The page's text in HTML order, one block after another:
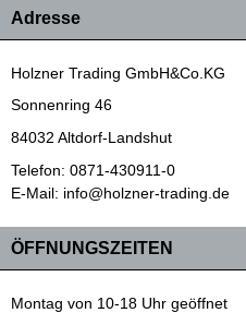
Adresse
Holzner Trading GmbH&Co.KG
Sonnenring 46
84032 Altdorf-Landshut
Telefon: 0871-430911-0
E-Mail: info@holzner-trading.de
ÖFFNUNGSZEITEN
Montag von 10-18 Uhr geöffnet